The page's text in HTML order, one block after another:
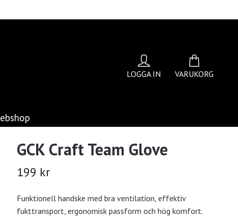
LOGGA IN VARUKORG
GCK Craft Team Glove
199 kr
Funktionell handske med bra ventilation, effektiv
fukttransport, ergonomisk passform och hög komfort.